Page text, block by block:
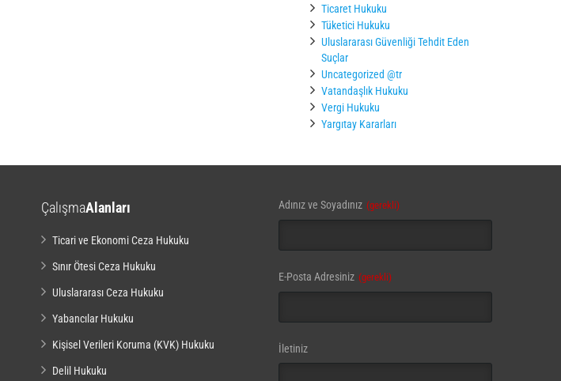
Ticaret Hukuku
Tüketici Hukuku
Uluslararası Güvenliği Tehdit Eden
Suçlar
Uncategorized @tr
Vatandaşlık Hukuku
Vergi Hukuku
Yargıtay Kararları
ÇalışmaAlanları
Ticari ve Ekonomi Ceza Hukuku
Sınır Ötesi Ceza Hukuku
Uluslararası Ceza Hukuku
Yabancılar Hukuku
Kişisel Verileri Koruma (KVK) Hukuku
Delil Hukuku
Adınız ve Soyadınız (gerekli)
E-Posta Adresiniz (gerekli)
Business
Email (gerekli)
İletiniz